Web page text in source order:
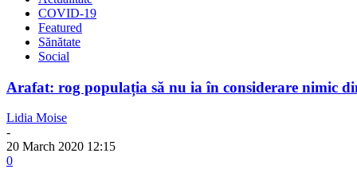
COVID-19
Featured
Sănătate
Social
Arafat: rog populația să nu ia în considerare nimic
Lidia Moise
-
20 March 2020 12:15
0